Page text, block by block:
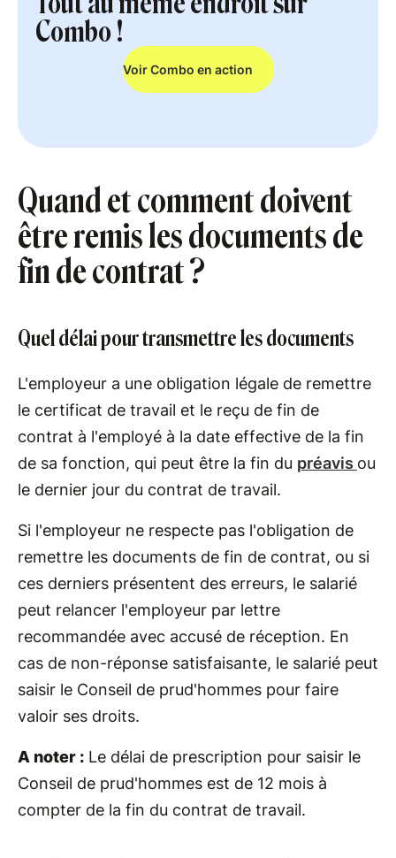
Combo !
Voir Combo en action
Quand et comment doivent
être remis les documents de
fin de contrat ?
Quel délai pour transmettre les documents
L'employeur a une obligation légale de remettre
le certificat de travail et le reçu de fin de
contrat à l'employé à la date effective de la fin
de sa fonction, qui peut être la fin du préavis ou
le dernier jour du contrat de travail.
Si l'employeur ne respecte pas l'obligation de
remettre les documents de fin de contrat, ou si
ces derniers présentent des erreurs, le salarié
peut relancer l'employeur par lettre
recommandée avec accusé de réception. En
cas de non-réponse satisfaisante, le salarié peut
saisir le Conseil de prud'hommes pour faire
valoir ses droits.
A noter : Le délai de prescription pour saisir le
Conseil de prud'hommes est de 12 mois à
compter de la fin du contrat de travail.